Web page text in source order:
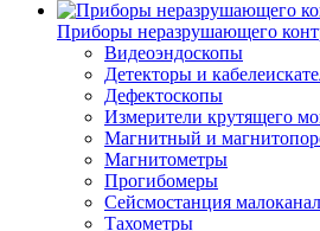
Приборы неразрушающего
Видеоэндоскопы
Детекторы и
Дефектоскопы
Измерители крутящего
Магнитный и
Магнитометры
Прогибомеры
Сейсмостанция
Тахометры